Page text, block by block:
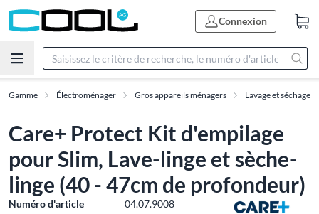
Connexion
Gamme Électroménager Gros appareils ménagers Lavage et séchage
Care+ Protect Kit d'empilage
pour Slim, Lave-linge et sèche-
linge (40 - 47cm de profondeur)
Numéro d'article
04.07.9008